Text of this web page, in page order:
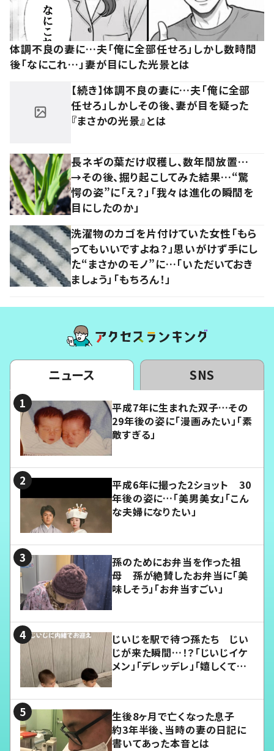
体調不良の妻に…夫「俺に全部任せろ」しかし数時間
後「なにこれ…」妻が目にした光景とは
【続き】体調不良の妻に…夫「俺に全部
任せろ」しかしその後、妻が目を疑った
『まさかの光景』とは
長ネギの葉だけ収穫し、数年間放置…
→その後、掘り起こしてみた結果…“驚
愕の姿”に「え？」「我々は進化の瞬間を
目にしたのか」
洗濯物のカゴを片付けていた女性「もら
ってもいいですよね？」思いがけず手にし
た“まさかのモノ”に…「いただいておき
ましょう」「もちろん！」
ニュース SNS
平成7年に生まれた双子…その
29年後の姿に「漫画みたい」「素
敵すぎる」
平成6年に撮った2ショット 30
年後の姿に…「美男美女」「こん
な夫婦になりたい」
孫のためにお弁当を作った祖
母 孫が絶賛したお弁当に「美
味しそう」「お弁当すごい」
じいじを駅で待つ孫たち じい
じが来た瞬間…！？「じいじイケ
メン」「デレッデレ」「嬉しくて可
生後8ヶ月で亡くなった息子
約3年半後、当時の妻の日記に
書いてあった本音とは